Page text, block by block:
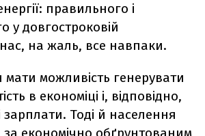
правильного і
у довгостроковій
нас, на жаль, все навпаки.
мати можливість генерувати
в економіці і, відповідно,
зарплати. Тоді й населення